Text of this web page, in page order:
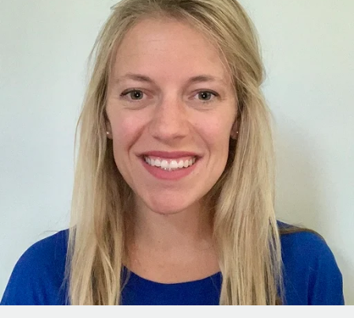
Auslagern von komplexen HR-Aufgaben
INFRASTRUKTUR
Remote Embedded
Nahtlose Integration der HR in bestehende Abläufe
Plattform
Integrierte HR-Kernfunktionen für dein Team
Verknüpfen
Verknüpfung beliebiger KI-Tools mit Remote über unser
MCP
Integrationen
WACHSTUMSPHASE
Startups
Agile HR- und Payroll-Lösungen für wachsende
Unternehmen
Mittelstand
Maßgeschneiderte HR-Lösungen, um Teams zu
vergrößern
Enterprise
Globale HR für Konzerne und Großunternehmen
PARTNER WERDEN
Strategische Technologiepartner
Flexible Einbettung von Global-HR-Funktionen in deine
Plattform
Honorarzahlungen berechnen
Informationen zu möglichen Währungen und
Abwicklungsfristen für globale Freelancer:innen
LERNEN MIT REMOTE
Forschung und Leitfäden
Fallstudien
HR-Glossar
Checklisten und Vorlagen
Bibliothek für Stellenbeschreibungen
Webinare
Português (Portugal)
한국어
中文（简体）